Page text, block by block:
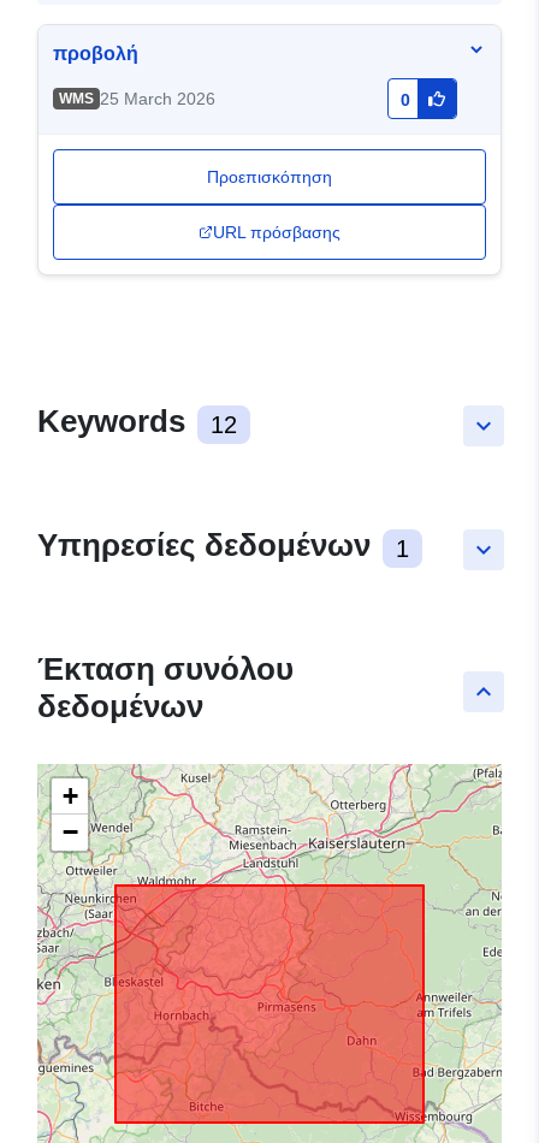
προβολή
WMS 25 March 2026 0
Προεπισκόπηση
URL πρόσβασης
keyboard_arrow_down
Keywords 12
keyboard_arrow_down
Υπηρεσίες δεδομένων 1
keyboard_arrow_up
Έκταση συνόλου
δεδομένων
+
−